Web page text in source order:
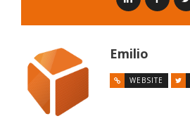
Emilio
WEBSITE